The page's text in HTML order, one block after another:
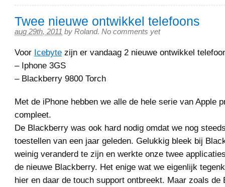
Twee nieuwe ontwikkel telefoons
aug 29th, 2011 by Roland. No comments yet
Voor Icebyte zijn er vandaag 2 nieuwe ontwikkel
– Iphone 3GS
– Blackberry 9800 Torch
Met de iPhone hebben we alle de hele serie van Apple
compleet.
De Blackberry was ook hard nodig omdat we nog
toestellen van een jaar geleden. Gelukkig bleek bij
weinig veranderd te zijn en werkte onze twee
de nieuwe Blackberry. Het enige wat we eigenlijk
hier en daar de touch support ontbreekt. Maar zoals de